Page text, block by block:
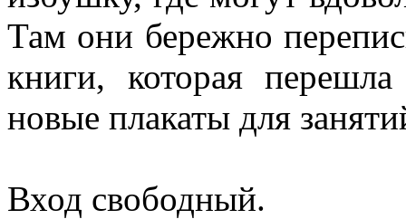
Там они бережно
книги, которая перешла
новые плакаты для
Вход свободный.